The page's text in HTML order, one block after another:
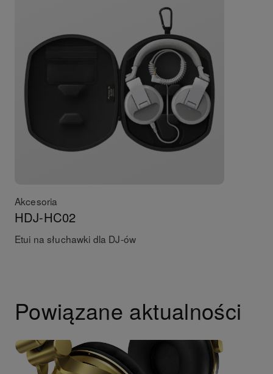
Akcesoria
HDJ-HC02
Etui na słuchawki dla DJ-ów
Powiązane aktualności